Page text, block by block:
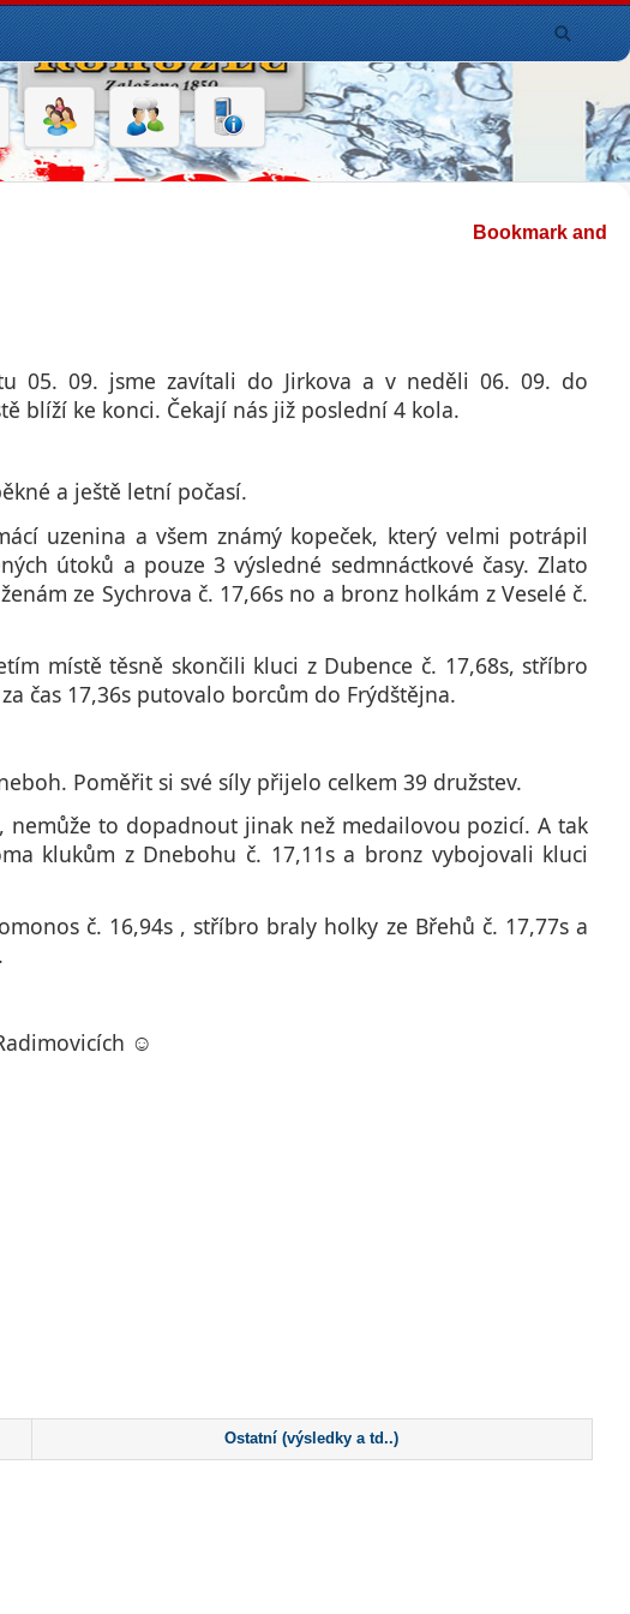
05. 09. jsme zavítali do Jirkova a v neděli 06. 09. do
blíží ke konci. Čekají nás již poslední 4 kola.
a ještě letní počasí.
uzenina a všem známý kopeček, který velmi potrápil
útoků a pouze 3 výsledné sedmnáctkové časy. Zlato
ze Sychrova č. 17,66s no a bronz holkám z Veselé č.
místě těsně skončili kluci z Dubence č. 17,68s, stříbro
čas 17,36s putovalo borcům do Frýdštějna.
Poměřit si své síly přijelo celkem 39 družstev.
to dopadnout jinak než medailovou pozicí. A tak
klukům z Dnebohu č. 17,11s a bronz vybojovali kluci
č. 16,94s , stříbro braly holky ze Břehů č. 17,77s a
☺
Ostatní (výsledky a td..)